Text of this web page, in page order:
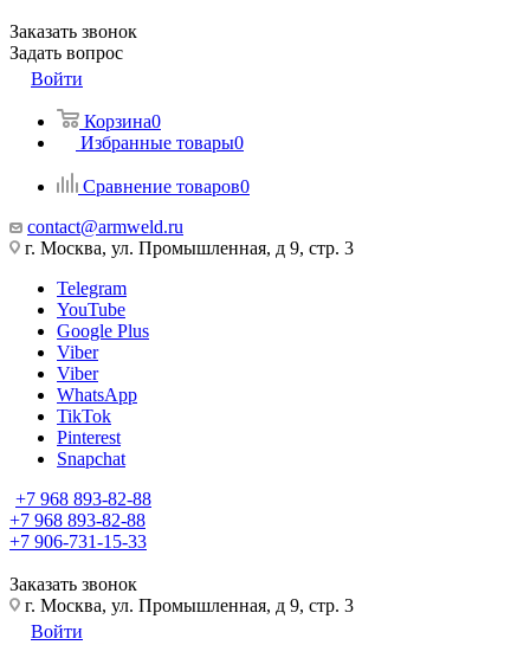
Заказать звонок
Задать вопрос
Войти
Корзина0
Избранные товары0
Сравнение товаров0
contact@armweld.ru
г. Москва, ул. Промышленная, д 9, стр. 3
Telegram
YouTube
Google Plus
Viber
Viber
WhatsApp
TikTok
Pinterest
Snapchat
+7 968 893-82-88
+7 968 893-82-88
+7 906-731-15-33
Заказать звонок
г. Москва, ул. Промышленная, д 9, стр. 3
Войти